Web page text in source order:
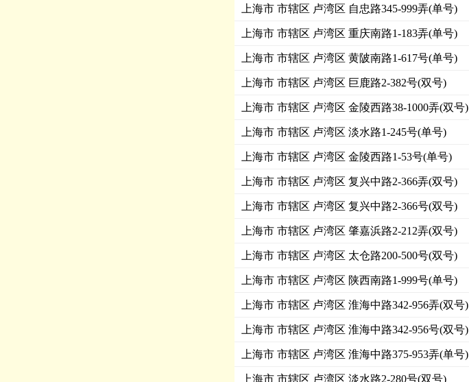
上海市 市辖区 卢湾区 自忠路345-999弄(单号)
上海市 市辖区 卢湾区 重庆南路1-183弄(单号)
上海市 市辖区 卢湾区 黄陂南路1-617号(单号)
上海市 市辖区 卢湾区 巨鹿路2-382号(双号)
上海市 市辖区 卢湾区 金陵西路38-1000弄(双号)
上海市 市辖区 卢湾区 淡水路1-245号(单号)
上海市 市辖区 卢湾区 金陵西路1-53号(单号)
上海市 市辖区 卢湾区 复兴中路2-366弄(双号)
上海市 市辖区 卢湾区 复兴中路2-366号(双号)
上海市 市辖区 卢湾区 肇嘉浜路2-212弄(双号)
上海市 市辖区 卢湾区 太仓路200-500号(双号)
上海市 市辖区 卢湾区 陕西南路1-999号(单号)
上海市 市辖区 卢湾区 淮海中路342-956弄(双号)
上海市 市辖区 卢湾区 淮海中路342-956号(双号)
上海市 市辖区 卢湾区 淮海中路375-953弄(单号)
上海市 市辖区 卢湾区 淡水路2-280号(双号)